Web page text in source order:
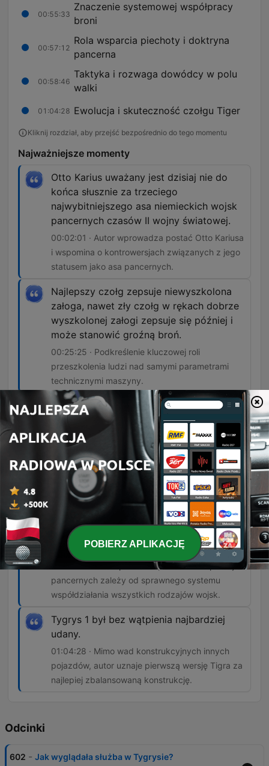
00:55:33
Znaczenie systemowej współpracy
broni
00:57:12
Rola wsparcia piechoty i doktryna
pancerna
00:58:46
Taktyka i rozwaga dowódcy w polu
walki
01:04:28 Ewolucja i skuteczność czołgu Tiger
Kliknij rozdział, aby przejść bezpośrednio do tego momentu
Najważniejsze momenty
Otto Karius uważany jest dzisiaj nie do
końca słusznie za trzeciego
najwybitniejszego asa niemieckich wojsk
pancernych czasów II wojny światowej.
00:02:01 · Autor wprowadza postać Otto Kariusa
i wspomina o kontrowersjach związanych z jego
statusem jako asa pancernych.
Najlepszy czołg zepsuje niewyszkolona
załoga, nawet zły czołg w rękach dobrze
wyszkolonej załogi zepsuje się później i
może stanowić groźną broń.
00:25:25 · Podkreślenie kluczowej roli
przeszkolenia ludzi nad samymi parametrami
technicznymi maszyny.
Używając współczesnego kolokwializmu,
tygrys wymiatał.
00:42:07 · Podsumowanie niezwykłej
skuteczności bojowej czołgu Tygrys w starciach
z jednostkami przeciwnika.
Jak masz własną piechotę, własnych
saperów i własne lotnictwo i własną
artylerię, która wchodzi do walki na czas i
razi to, co powinna, odnosisz sukces, a
jak tego nie masz, to nie.
00:55:33 · Autor podkreśla, że sukces operacji
pancernych zależy od sprawnego systemu
współdziałania wszystkich rodzajów wojsk.
Tygrys 1 był bez wątpienia najbardziej
udany.
01:04:28 · Mimo wad konstrukcyjnych innych
pojazdów, autor uznaje pierwszą wersję Tigra za
najlepiej zbalansowaną konstrukcję.
Odcinki
602 - Jak wyglądała służba w Tygrysie?
POBIERZ APLIKACJĘ